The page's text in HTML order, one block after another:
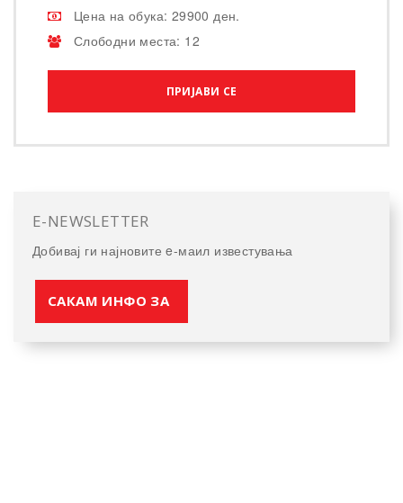
Цена на обука: 29900 ден.
Слободни места: 12
ПРИЈАВИ СЕ
E-NEWSLETTER
Добивај ги најновите e-маил известувања
САКАМ ИНФО ЗА